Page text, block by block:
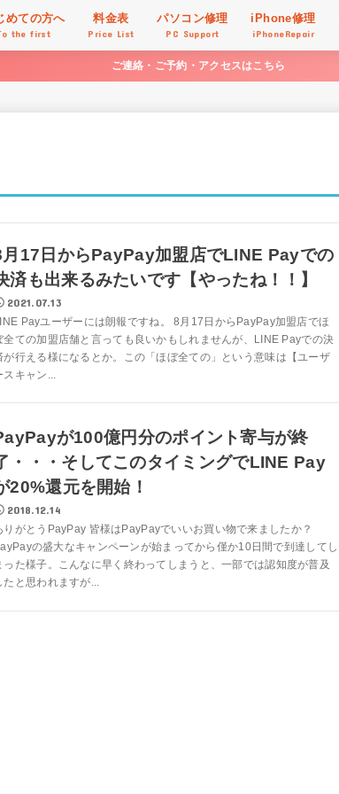
めての方へ
the first
料金表
Price List
パソコン修理
PC Support
iPhone修理
iPhoneRepair
ご連絡・ご予約・アクセスはこちら
17日からPayPay加盟店でLINE Payでの
済も出来るみたいです【やったね！！】
2021.07.13
Payユーザーには朗報ですね。 8月17日からPayPay加盟店でほ
全ての加盟店舗と言っても良いかもしれませんが、LINE Payでの決
が行える様になるとか。この「ほぼ全ての」という意味は【ユーザ
スキャン...
が100億円分のポイント寄与が終
・・・そしてこのタイミングでLINE Pay
20%還元を開始！
2018.12.14
りがとうPayPay 皆様はPayPayでいいお買い物で来ましたか？
の盛大なキャンペーンが始まってから僅か10日間で到達してし
った様子。こんなに早く終わってしまうと、一部では認知度が普及
たと思われますが...